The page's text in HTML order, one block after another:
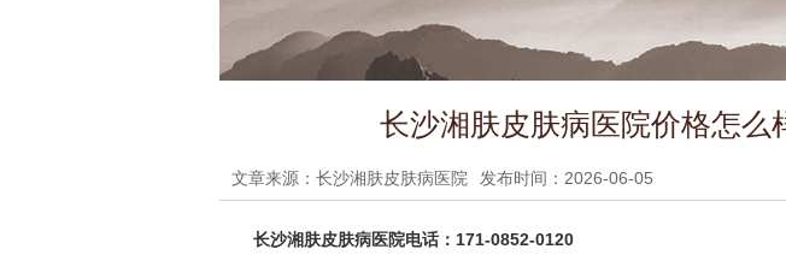
长沙湘肤皮肤病医院价格怎么
文章来源：长沙湘肤皮肤病医院 发布时间：2026-06-05
长沙湘肤皮肤病医院电话：171-0852-0120